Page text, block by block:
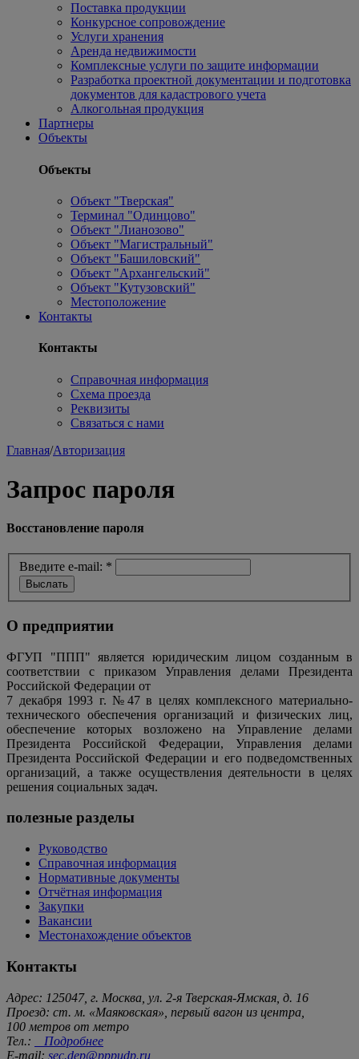
Поставка продукции
Конкурсное сопровождение
Услуги хранения
Аренда недвижимости
Комплексные услуги по защите информации
Разработка проектной документации и подготовка
документов для кадастрового учета
Алкогольная продукция
Партнеры
Объекты
Объекты
Объект "Тверская"
Терминал "Одинцово"
Объект "Лианозово"
Объект "Магистральный"
Объект "Башиловский"
Объект "Архангельский"
Объект "Кутузовский"
Местоположение
Контакты
Контакты
Справочная информация
Схема проезда
Реквизиты
Связаться с нами
Главная/Авторизация
Запрос пароля
Восстановление пароля
Введите e-mail: *
О предприятии
ФГУП "ППП" является юридическим лицом созданным в
соответствии с приказом Управления делами Президента
Российской Федерации от
7 декабря 1993 г. №47 в целях комплексного материально-
технического обеспечения организаций и физических лиц,
обеспечение которых возложено на Управление делами
Президента Российской Федерации, Управления делами
Президента Российской Федерации и его подведомственных
организаций, а также осуществления деятельности в целях
решения социальных задач.
полезные разделы
Руководство
Справочная информация
Нормативные документы
Отчётная информация
Закупки
Вакансии
Местонахождение объектов
Контакты
Адрес: 125047, г. Москва, ул. 2-я Тверская-Ямская, д. 16
Проезд: ст. м. «Маяковская», первый вагон из центра,
100 метров от метро
Тел.:
Подробнее
E-mail: sec.dep@pppudp.ru